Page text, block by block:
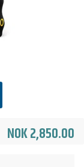
NOK 2,850.00